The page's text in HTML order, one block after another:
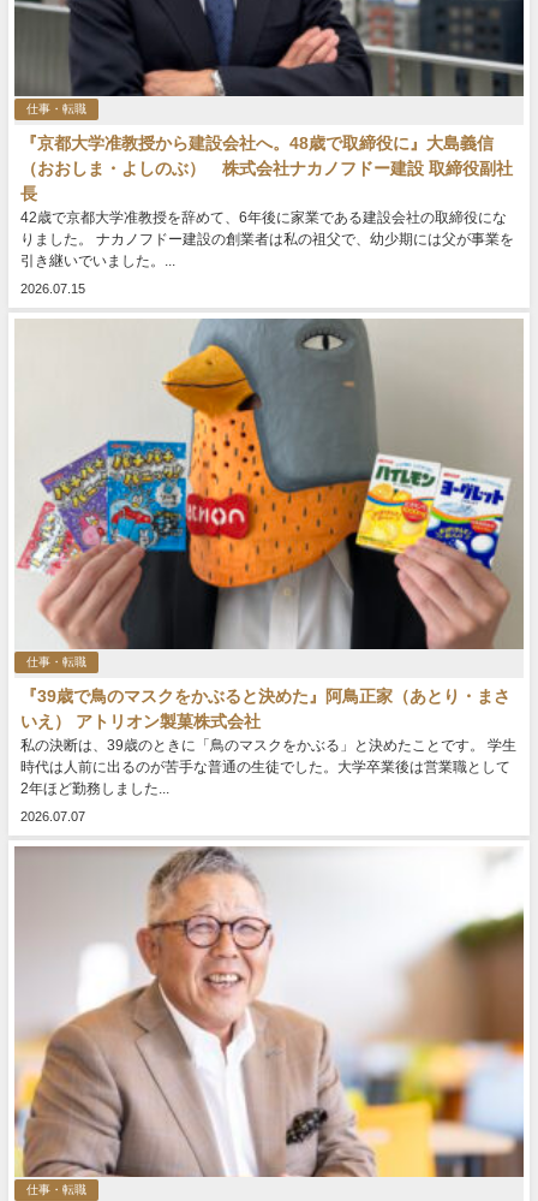
仕事・転職
『京都大学准教授から建設会社へ。48歳で取締役に』大島義信
（おおしま・よしのぶ） 株式会社ナカノフドー建設 取締役副社
長
42歳で京都大学准教授を辞めて、6年後に家業である建設会社の取締役にな
りました。 ナカノフドー建設の創業者は私の祖父で、幼少期には父が事業を
引き継いでいました。...
2026.07.15
仕事・転職
『39歳で鳥のマスクをかぶると決めた』阿鳥正家（あとり・まさ
いえ） アトリオン製菓株式会社
私の決断は、39歳のときに「鳥のマスクをかぶる」と決めたことです。 学生
時代は人前に出るのが苦手な普通の生徒でした。大学卒業後は営業職として
2年ほど勤務しました...
2026.07.07
仕事・転職